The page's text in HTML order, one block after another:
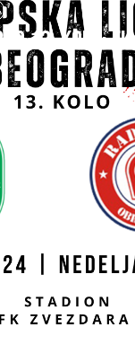
13. kolo: FK